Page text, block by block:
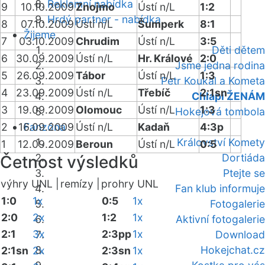
Reklamní nabídka
Hrdý partner - nabídka
Žijeme
Děti dětem
Jsme jedna rodina
Petr Koukal a Kometa
Chlapi ŽENÁM
Hokejová tombola
Fanzóna
Království Komety
Dortiáda
Ptejte se
Fan klub informuje
Fotogalerie
Aktivní fotogalerie
Download
Hokejchat.cz
9 10.10.2009Znojmo Ústí n/L
1:2
8
07.10.2009Ústí n/L Šumperk
8:1
7
03.10.2009 Chrudim Ústí n/L
3:5
6
30.09.2009 Ústí n/L Hr. Králové
2:0
5
26.09.2009Tábor Ústí n/L
1:3
4
23.09.2009 Ústí n/L Třebíč
2:1sn
3
19.09.2009 Olomouc Ústí n/L
1:3
2
16.09.2009 Ústí n/L Kadaň
4:3p
1
12.09.2009 Beroun Ústí n/L 0:5
Četnost výsledků
výhry UNL | remízy |
prohry UNL
1:0
1x
2:0
2x
2:1
3x
2:1sn 2x
0:5
1x
1:2
1x
2:3pp1x
2:3sn 1x